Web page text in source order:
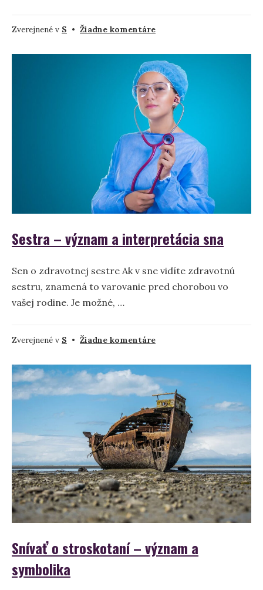
Zverejnené v S • Žiadne komentárena
–
význam
a
symbolika
snov
Sestra – význam a interpretácia sna
Sen o zdravotnej sestre Ak v sne vidíte zdravotnú
sestru, znamená to varovanie pred chorobou vo
vašej rodine. Je možné, …
Zverejnené v S • Žiadne komentárena
–
význam
a
interpretácia
sna
Snívať o stroskotaní – význam a
symbolika